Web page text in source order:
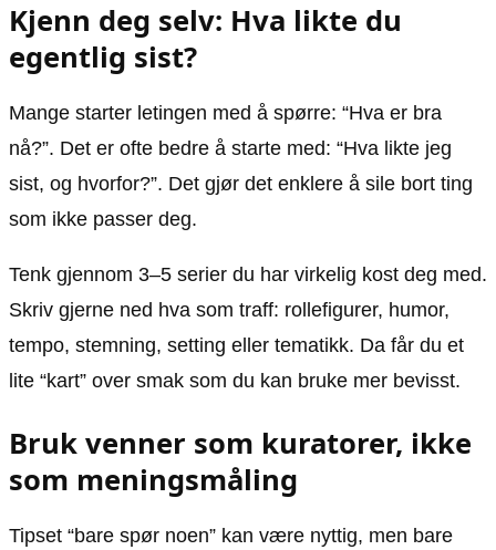
Kjenn deg selv: Hva likte du
egentlig sist?
Mange starter letingen med å spørre: “Hva er bra
nå?”. Det er ofte bedre å starte med: “Hva likte jeg
sist, og hvorfor?”. Det gjør det enklere å sile bort ting
som ikke passer deg.
Tenk gjennom 3–5 serier du har virkelig kost deg med.
Skriv gjerne ned hva som traff: rollefigurer, humor,
tempo, stemning, setting eller tematikk. Da får du et
lite “kart” over smak som du kan bruke mer bevisst.
Bruk venner som kuratorer, ikke
som meningsmåling
Tipset “bare spør noen” kan være nyttig, men bare